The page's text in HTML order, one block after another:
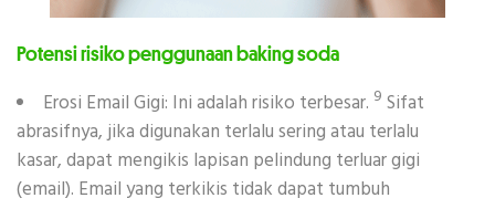
Potensi risiko penggunaan baking soda
Erosi Email Gigi: Ini adalah risiko terbesar. 9 Sifat
abrasifnya, jika digunakan terlalu sering atau terlalu
kasar, dapat mengikis lapisan pelindung terluar gigi
(email). Email yang terkikis tidak dapat tumbuh